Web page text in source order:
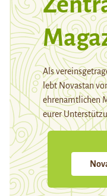
Als
lebt Novastan
ehrenamtlichen
eurer